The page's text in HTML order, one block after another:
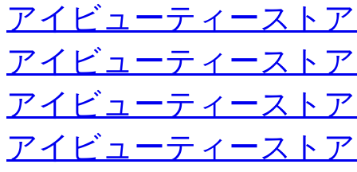
アイビューティースト
アイビューティースト
アイビューティースト
アイビューティースト